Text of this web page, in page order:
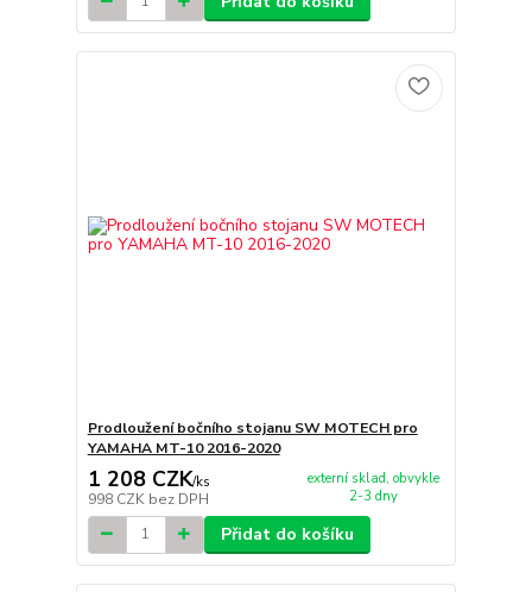
Prodloužení bočního stojanu SW MOTECH pro
YAMAHA MT-10 2016-2020
1 208 CZK/ks
998 CZK bez DPH
externí sklad, obvykle
2-3 dny
Přidat do košíku